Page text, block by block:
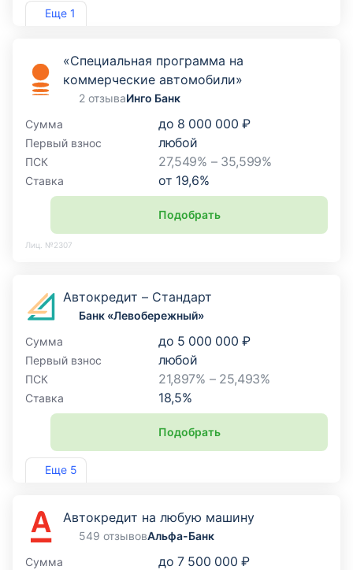
Еще 1
Лиц. №2646
«Специальная программа на
коммерческие автомобили»
2 отзываИнго Банк
Сумма
до 8 000 000 ₽
Первый взнос любой
ПСК 27,549% – 35,599%
Ставка от 19,6%
Подобрать
Лиц. №2307
Еще 5
Автокредит – Стандарт
Банк «Левобережный»
Сумма
до 5 000 000 ₽
Первый взнос любой
ПСК 21,897% – 25,493%
Ставка 18,5%
Подобрать
Лиц. №1343
Автокредит на любую машину
549 отзывовАльфа-Банк
Сумма
до 7 500 000 ₽